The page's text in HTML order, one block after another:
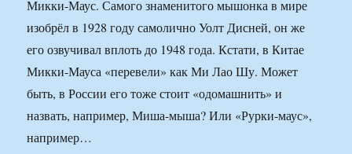
Микки-Маус. Самого знаменитого мышонка в мире
изобрёл в 1928 году самолично Уолт Дисней, он же
его озвучивал вплоть до 1948 года. Кстати, в Китае
Микки-Мауса «перевели» как Ми Лао Шу. Может
быть, в России его тоже стоит «одомашнить» и
назвать, например, Миша-мыша? Или «Рурки-маус»,
например…